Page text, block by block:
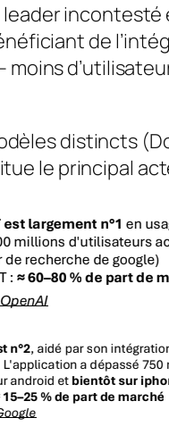
leader
de
moins
distincts
le principal